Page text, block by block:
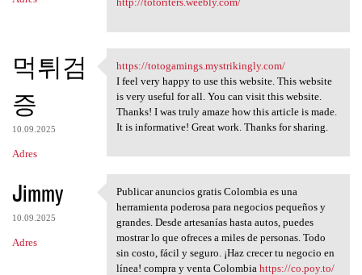
먹튀검
증
10.09.2025
Adres
https://totogamings
https://totogamings.mystrikingly.com/
I feel very happy to use this website. This website
is very useful for all. You can visit this website.
Thanks! I was truly amaze how this article is made.
It is informative! Great work. Thanks for sharing.
Jimmy
10.09.2025
Adres
Publicar anuncios gratis
Publicar anuncios gratis Colombia es una
herramienta poderosa para negocios pequeños y
grandes. Desde artesanías hasta autos, puedes
mostrar lo que ofreces a miles de personas. Todo
sin costo, fácil y seguro. ¡Haz crecer tu negocio en
línea! compra y venta Colombia https://co.poy.to/